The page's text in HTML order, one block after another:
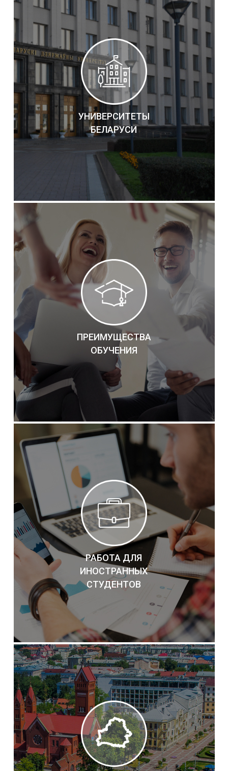
УНИВЕРСИТЕТЫ
БЕЛАРУСИ
ПРЕИМУЩЕСТВА
ОБУЧЕНИЯ
РАБОТА ДЛЯ
ИНОСТРАННЫХ
СТУДЕНТОВ